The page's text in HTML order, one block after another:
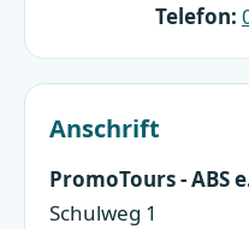
Telefon:
Anschrift
PromoTours - ABS
Schulweg 1